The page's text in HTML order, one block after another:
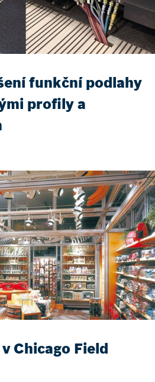
funkční podlahy
profily a
Chicago Field